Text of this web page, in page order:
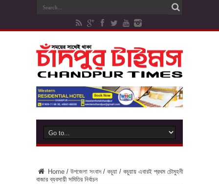
Home / উপজেলা সংবাদ / কচুয়া / কচুয়ায় এবারই প্রথম চৌমুহনী
বাজার ব্যবসায়ী সমিতির নির্বাচন